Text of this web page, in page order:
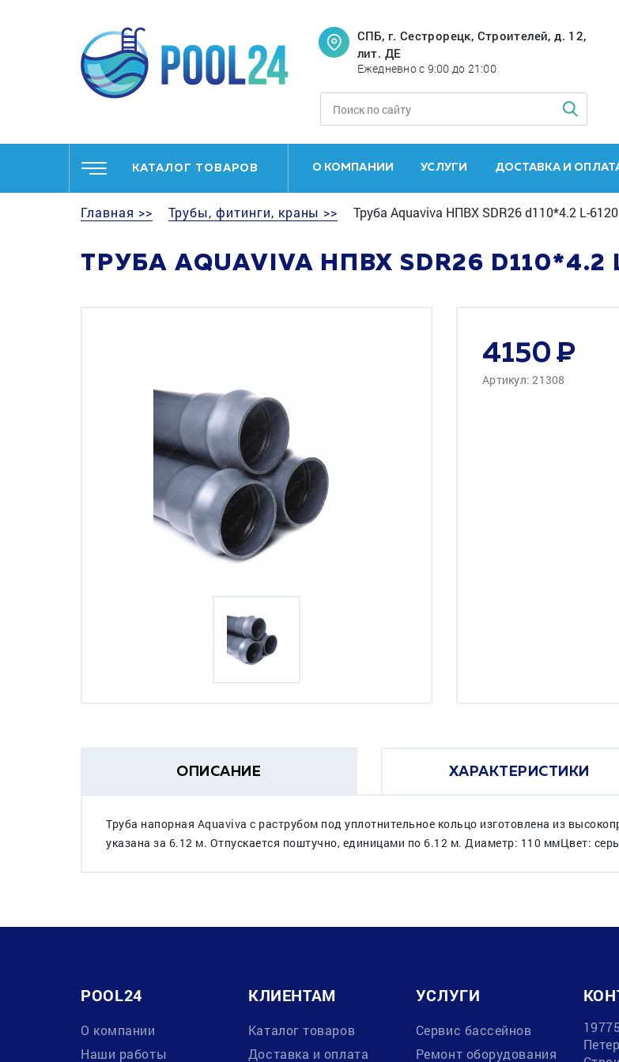
СПБ, г. Сестрорецк, Строителей, д. 12,
лит. ДЕ
Ежедневно с 9:00 до 21:00
КАТАЛОГ ТОВАРОВ О КОМПАНИИ УСЛУГИ ДОСТАВКА И
Главная >> Трубы, фитинги, краны >> Труба Aquaviva НПВХ SDR26 d110*4.2 L-
ТРУБА AQUAVIVA НПВХ SDR26
4150
Артикул: 21308
ОПИСАНИЕ ХАРАКТЕРИСТИКИ
Труба напорная Aquaviva с раструбом под уплотнительное кольцо изготовлена из
указана за 6.12 м. Отпускается поштучно, единицами по 6.12 м. Диаметр: 110 ммЦвет:
POOL24
О компании
Наши работы
КЛИЕНТАМ
Каталог товаров
Доставка и оплата
УСЛУГИ
Сервис бассейнов
Ремонт оборудования